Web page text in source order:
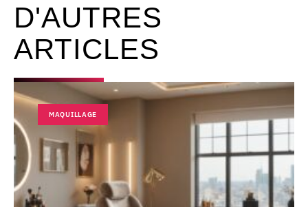
D'AUTRES
ARTICLES
MAQUILLAGE